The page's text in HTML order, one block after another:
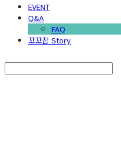
EVENT
Q&A
FAQ
꼬꼬잠 Story